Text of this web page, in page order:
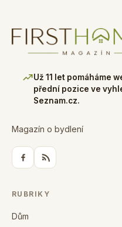
Už 11 let pomáháme
přední pozice ve
Seznam.cz.
Magazín o bydlení
RUBRIKY
Dům